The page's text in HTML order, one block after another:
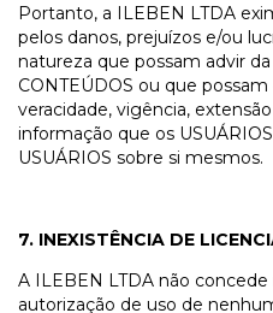
Portanto, a ILEBEN LTDA
pelos danos, prejuízos e/ou
natureza que possam advir
CONTEÚDOS ou que
veracidade, vigência,
informação que os
USUÁRIOS sobre si mesmos.
7. INEXISTÊNCIA DE
A ILEBEN LTDA não
autorização de uso de